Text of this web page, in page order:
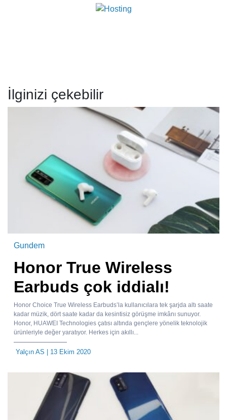
İlginizi çekebilir
Gundem
Honor True Wireless
Earbuds çok iddialı!
Honor Choice True Wireless Earbuds’la kullanıcılara tek şarjda altı saate
kadar müzik, dört saate kadar da kesintisiz görüşme imkânı sunuyor.
Honor, HUAWEI Technologies çatısı altında gençlere yönelik teknolojik
ürünleriyle değer yaratıyor. Herkes için akıllı...
Yalçın AS | 13 Ekim 2020